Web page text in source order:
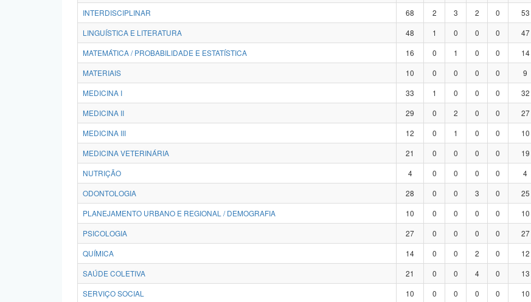
INTERDISCIPLINAR
68 2 3 2 0 53
LINGUÍSTICA E LITERATURA
48 1 0 0 0 47
MATEMÁTICA / PROBABILIDADE E ESTATÍSTICA
16 0 1 0 0 14
MATERIAIS
10 0 0 0 0 9
MEDICINA I
33 1 0 0 0 32
MEDICINA II
29 0 2 0 0 27
MEDICINA III
12 0 1 0 0 10
MEDICINA VETERINÁRIA
21 0 0 0 0 19
NUTRIÇÃO
4 0 0 0 0 4
ODONTOLOGIA
28 0 0 3 0 25
PLANEJAMENTO URBANO E REGIONAL / DEMOGRAFIA
10 0 0 0 0 10
PSICOLOGIA
27 0 0 0 0 27
QUÍMICA
14 0 0 2 0 12
SAÚDE COLETIVA
21 0 0 4 0 13
SERVIÇO SOCIAL
10 0 0 0 0 10